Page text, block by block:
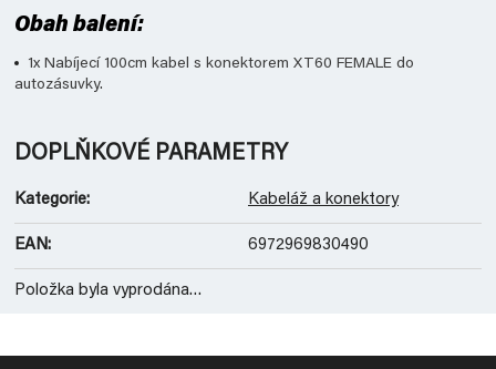
Obah balení:
1x Nabíjecí 100cm kabel s konektorem XT60 FEMALE do
autozásuvky.
DOPLŇKOVÉ PARAMETRY
Kategorie: Kabeláž a konektory
EAN: 6972969830490
Položka byla vyprodána…